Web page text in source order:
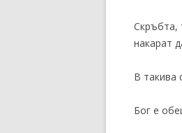
Скръбта,
накарат
В такива
Бог е